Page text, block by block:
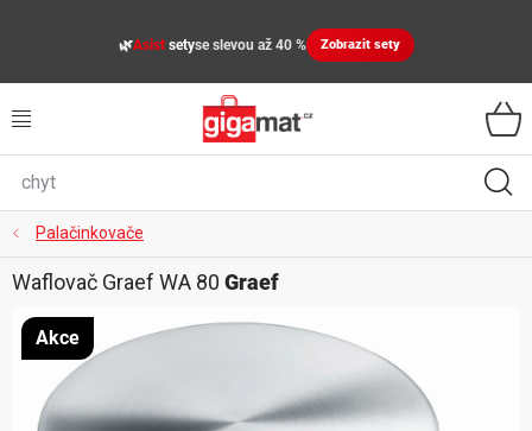
🌿Asistsetyse slevou až 40 % Zobrazit sety
ZAHRADA
DÍLNA
ÚLOŽNÉ BOXY, PLASTOVÉ REGÁLY, ORGANIZÉRY
SPORT, OUTDOOR
Palačinkovače
Waflovač Graef WA 80 Graef
Akce